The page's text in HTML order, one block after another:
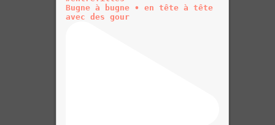
Bugne à bugne • en tête à tête
avec des gour